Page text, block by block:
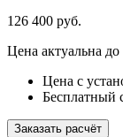
126 400 руб.
Цена актуальна
Цена с
Бесплатный
Заказать расчёт